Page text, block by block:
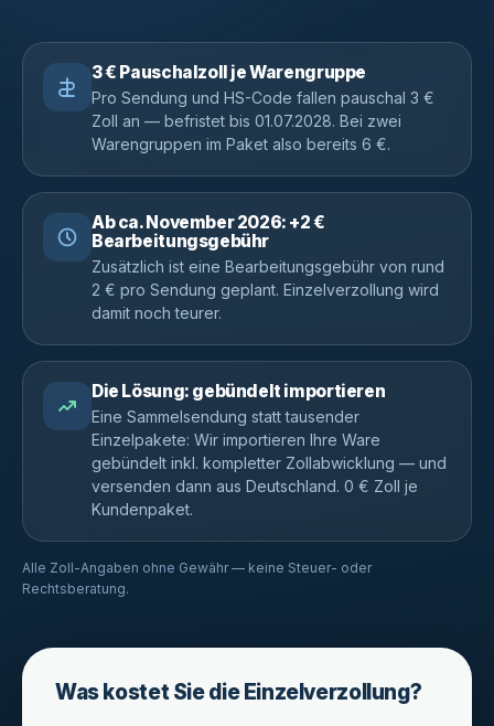
3 € Pauschalzoll je Warengruppe
Pro Sendung und HS-Code fallen pauschal 3 €
Zoll an — befristet bis 01.07.2028. Bei zwei
Warengruppen im Paket also bereits 6 €.
Ab ca. November 2026: +2 €
Bearbeitungsgebühr
Zusätzlich ist eine Bearbeitungsgebühr von rund
2 € pro Sendung geplant. Einzelverzollung wird
damit noch teurer.
Die Lösung: gebündelt importieren
Eine Sammelsendung statt tausender
Einzelpakete: Wir importieren Ihre Ware
gebündelt inkl. kompletter Zollabwicklung — und
versenden dann aus Deutschland. 0 € Zoll je
Kundenpaket.
Alle Zoll-Angaben ohne Gewähr — keine Steuer- oder
Rechtsberatung.
Was kostet Sie die Einzelverzollung?